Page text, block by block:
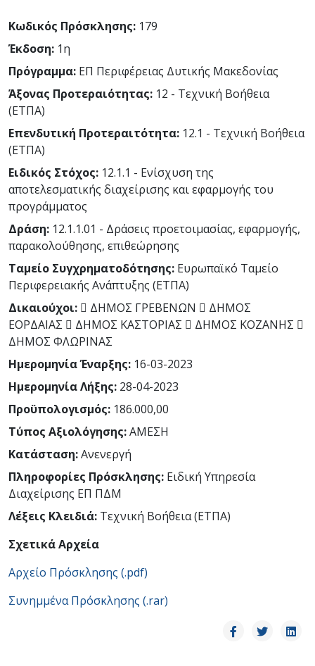
Κωδικός Πρόσκλησης: 179
Έκδοση: 1η
Πρόγραμμα: ΕΠ Περιφέρειας Δυτικής Μακεδονίας
Άξονας Προτεραιότητας: 12 - Τεχνική Βοήθεια
(ΕΤΠΑ)
Επενδυτική Προτεραιτότητα: 12.1 - Τεχνική Βοήθεια
(ΕΤΠΑ)
Ειδικός Στόχος: 12.1.1 - Ενίσχυση της
αποτελεσματικής διαχείρισης και εφαρμογής του
προγράμματος
Δράση: 12.1.1.01 - Δράσεις προετοιμασίας, εφαρμογής,
παρακολούθησης, επιθεώρησης
Ταμείο Συγχρηματοδότησης: Ευρωπαϊκό Ταμείο
Περιφερειακής Ανάπτυξης (ΕΤΠΑ)
Δικαιούχοι:  ΔΗΜΟΣ ΓΡΕΒΕΝΩΝ  ΔΗΜΟΣ
ΕΟΡΔΑΙΑΣ  ΔΗΜΟΣ ΚΑΣΤΟΡΙΑΣ  ΔΗΜΟΣ ΚΟΖΑΝΗΣ 
ΔΗΜΟΣ ΦΛΩΡΙΝΑΣ
Ημερομηνία Έναρξης: 16-03-2023
Ημερομηνία Λήξης: 28-04-2023
Προϋπολογισμός: 186.000,00
Τύπος Αξιολόγησης:ΑΜΕΣΗ
Κατάσταση:Ανενεργή
Πληροφορίες Πρόσκλησης: Ειδική Υπηρεσία
Διαχείρισης ΕΠ ΠΔΜ
Λέξεις Κλειδιά: Τεχνική Βοήθεια (ΕΤΠΑ)
Σχετικά Αρχεία
Αρχείο Πρόσκλησης (.pdf)
Συνημμένα Πρόσκλησης (.rar)